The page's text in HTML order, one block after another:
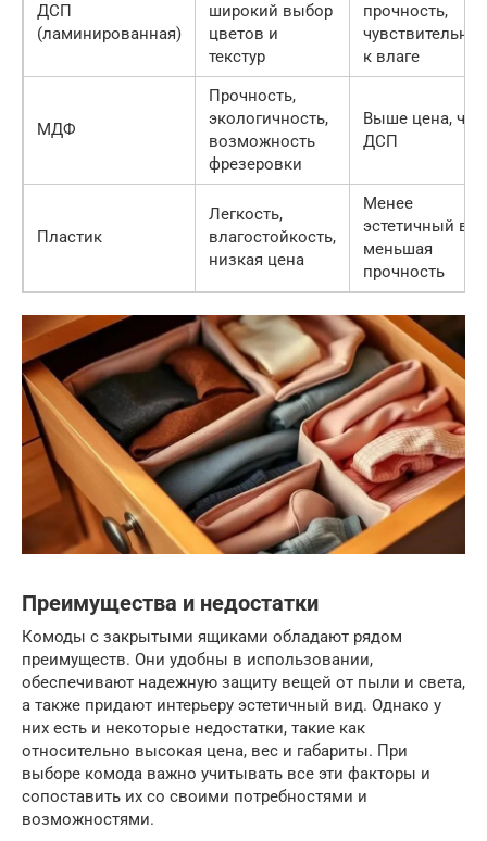
ДСП
(ламинированная)
широкий выбор
цветов и
текстур
прочность,
к влаге
МДФ
Прочность,
экологичность,
возможность
фрезеровки
Выше цена, чем
ДСП
Пластик
Легкость,
влагостойкость,
низкая цена
Менее
эстетичный
меньшая
прочность
Преимущества и недостатки
Комоды с закрытыми ящиками обладают рядом
преимуществ. Они удобны в использовании,
обеспечивают надежную защиту вещей от пыли и света,
а также придают интерьеру эстетичный вид. Однако у
них есть и некоторые недостатки, такие как
относительно высокая цена, вес и габариты. При
выборе комода важно учитывать все эти факторы и
сопоставить их со своими потребностями и
возможностями.